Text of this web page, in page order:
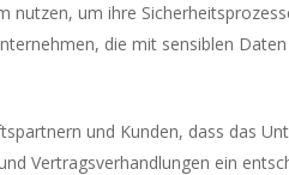
nutzen, um ihre
die mit sensiblen
und Kunden, dass das
Vertragsverhandlungen ein